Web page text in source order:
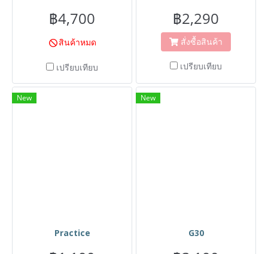
฿4,700
สินค้าหมด
เปรียบเทียบ
฿2,290
สั่งซื้อสินค้า
เปรียบเทียบ
New
Practice
New
G30